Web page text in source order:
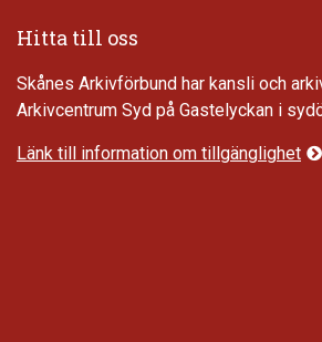
Hitta till oss
Skånes Arkivförbund har kansli och
Arkivcentrum Syd på Gastelyckan i
Länk till information om tillgänglighet